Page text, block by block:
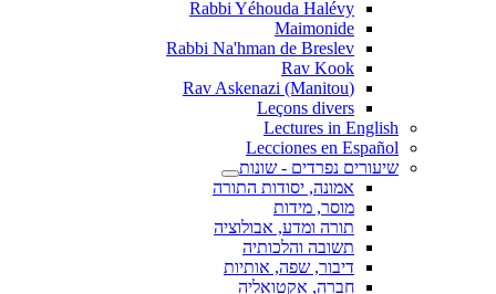
Rabbi Yéhouda Halévy
Maimonide
Rabbi Na'hman de Breslev
Rav Kook
(Rav Askenazi (Manitou
Leçons divers
Lectures in English
Lecciones en Español
שיעורים נפרדים - שונות
אמונה, יסודות התורה
מוסר, מידות
תורה ומדע, אבולוציה
תשובה והלכותיה
דיבור, שפה, אותיות
חברה, אקטואליה